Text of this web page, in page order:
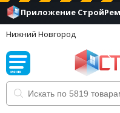
Приложение
Нижний Новгород